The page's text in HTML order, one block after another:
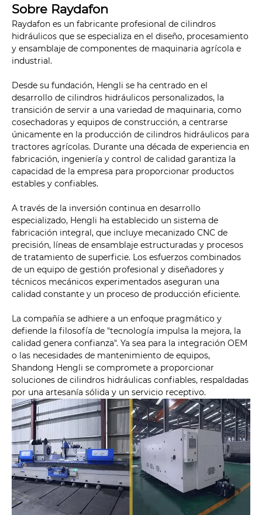
Sobre Raydafon
Raydafon es un fabricante profesional de cilindros
hidráulicos que se especializa en el diseño, procesamiento
y ensamblaje de componentes de maquinaria agrícola e
industrial.
Desde su fundación, Hengli se ha centrado en el
desarrollo de cilindros hidráulicos personalizados, la
transición de servir a una variedad de maquinaria, como
cosechadoras y equipos de construcción, a centrarse
únicamente en la producción de cilindros hidráulicos para
tractores agrícolas. Durante una década de experiencia en
fabricación, ingeniería y control de calidad garantiza la
capacidad de la empresa para proporcionar productos
estables y confiables.
A través de la inversión continua en desarrollo
especializado, Hengli ha establecido un sistema de
fabricación integral, que incluye mecanizado CNC de
precisión, líneas de ensamblaje estructuradas y procesos
de tratamiento de superficie. Los esfuerzos combinados
de un equipo de gestión profesional y diseñadores y
técnicos mecánicos experimentados aseguran una
calidad constante y un proceso de producción eficiente.
La compañía se adhiere a un enfoque pragmático y
defiende la filosofía de "tecnología impulsa la mejora, la
calidad genera confianza". Ya sea para la integración OEM
o las necesidades de mantenimiento de equipos,
Shandong Hengli se compromete a proporcionar
soluciones de cilindros hidráulicas confiables, respaldadas
por una artesanía sólida y un servicio receptivo.